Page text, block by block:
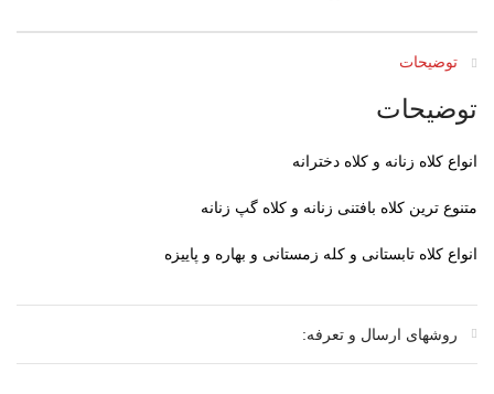
توضیحات
توضیحات
انواع کلاه زنانه و کلاه دخترانه
متنوع ترین کلاه بافتنی زنانه و کلاه گپ زنانه
انواع کلاه تابستانی و کله زمستانی و بهاره و پاییزه
روشهای ارسال و تعرفه: